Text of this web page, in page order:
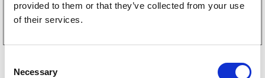
provided to them or that they’ve collected from your use
of their services.
Necessary
Köp online